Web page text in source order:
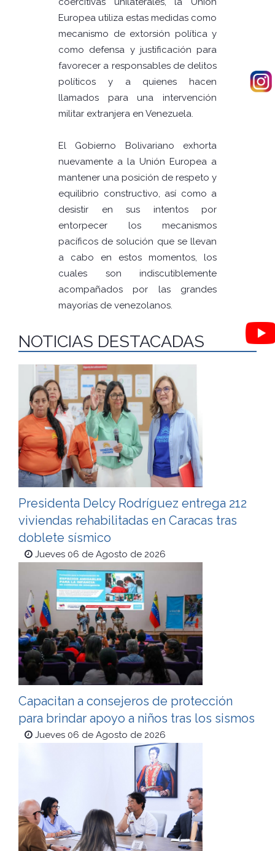
Europea utiliza estas medidas como
mecanismo de extorsión política y
como defensa y justificación para
favorecer a responsables de delitos
políticos y a quienes hacen
llamados para una intervención
militar extranjera en Venezuela.
El Gobierno Bolivariano exhorta
nuevamente a la Unión Europea a
mantener una posición de respeto y
equilibrio constructivo, así como a
desistir en sus intentos por
entorpecer los mecanismos
pacíficos de solución que se llevan
a cabo en estos momentos, los
cuales son indiscutiblemente
acompañados por las grandes
mayorías de venezolanos.
NOTICIAS DESTACADAS
Presidenta Delcy Rodríguez entrega 212
viviendas rehabilitadas en Caracas tras
doblete sísmico
Jueves 06 de Agosto de 2026
Capacitan a consejeros de protección
para brindar apoyo a niños tras los sismos
Jueves 06 de Agosto de 2026